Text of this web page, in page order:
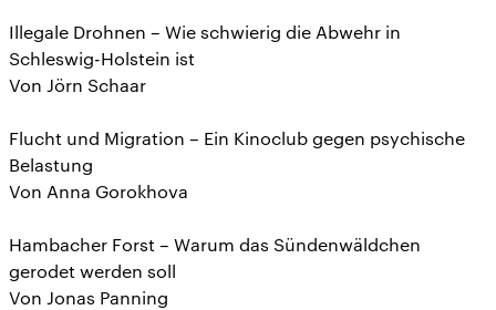
Illegale Drohnen – Wie schwierig die Abwehr in
Schleswig-Holstein ist
Von Jörn Schaar
Flucht und Migration – Ein Kinoclub gegen psychische
Belastung
Von Anna Gorokhova
Hambacher Forst – Warum das Sündenwäldchen
gerodet werden soll
Von Jonas Panning